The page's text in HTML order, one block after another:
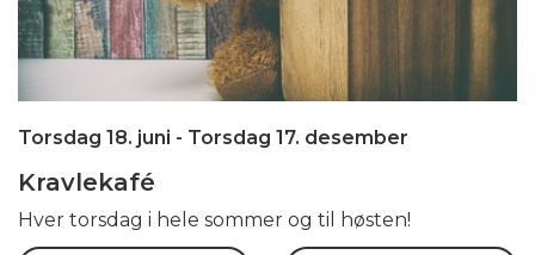
Torsdag 18. juni - Torsdag 17. desember
Kravlekafé
Hver torsdag i hele sommer og til høsten!